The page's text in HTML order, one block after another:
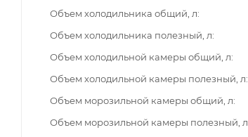
Объем холодильника общий, л
Объем холодильника полезный, л
Объем холодильной камеры общий, л
Объем холодильной камеры полезный, л
Объем морозильной камеры общий, л
Объем морозильной камеры полезный, л